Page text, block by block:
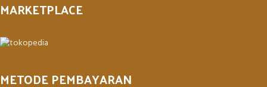
MARKETPLACE
METODE PEMBAYARAN